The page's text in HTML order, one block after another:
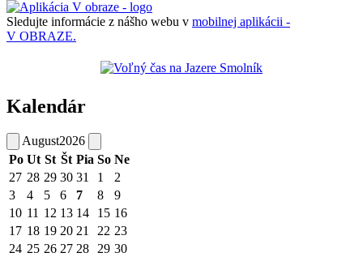
Sledujte informácie z nášho webu v mobilnej aplikácii -
V OBRAZE.
Kalendár
August2026
Po Ut St Št Pia So Ne
27 28 29 30 31 1
2
3
4 5 6 7 8
9
10 11 12 13 14 15 16
17 18 19 20 21 22 23
24 25 26 27 28 29 30